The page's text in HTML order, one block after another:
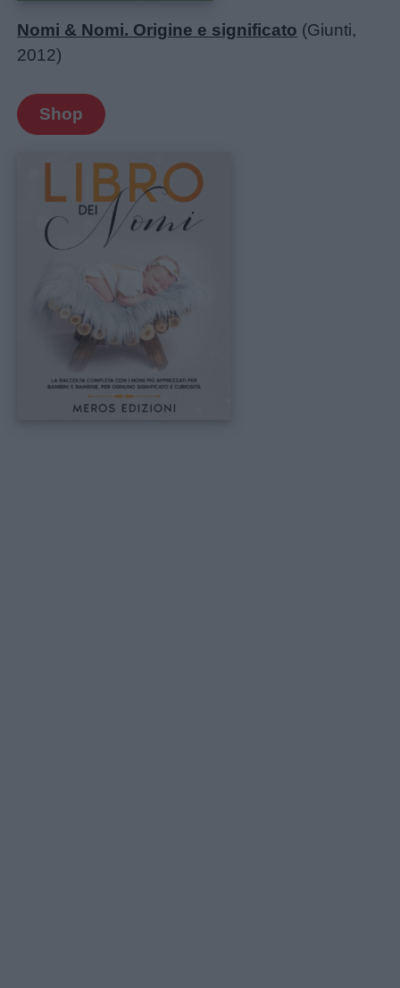
Nomi & Nomi. Origine e significato (Giunti,
2012)
Shop